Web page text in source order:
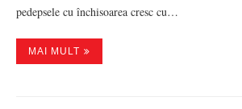
pedepsele cu închisoarea cresc cu…
MAI MULT